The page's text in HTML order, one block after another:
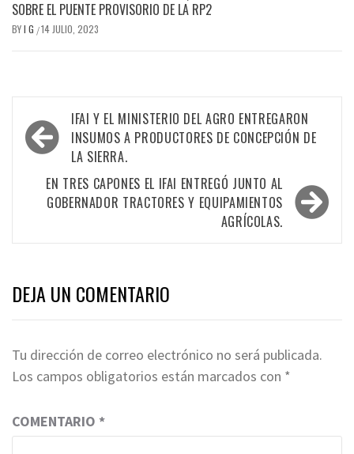
SOBRE EL PUENTE PROVISORIO DE LA RP2
BYI G /14 JULIO, 2023
Navegación
de
entradas
IFAI Y EL MINISTERIO DEL AGRO ENTREGARON
INSUMOS A PRODUCTORES DE CONCEPCIÓN DE
LA SIERRA.
EN TRES CAPONES EL IFAI ENTREGÓ JUNTO AL
GOBERNADOR TRACTORES Y EQUIPAMIENTOS
AGRÍCOLAS.
DEJA UN COMENTARIO
Tu dirección de correo electrónico no será publicada.
Los campos obligatorios están marcados con *
COMENTARIO *